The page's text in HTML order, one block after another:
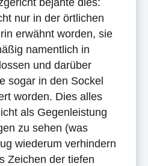
bejahte dies:
nur in der örtlichen
erwähnt worden, sie
namentlich in
und darüber
sogar in den Sockel
worden. Dies alles
als Gegenleistung
zu sehen (was
wiederum verhindern
Zeichen der tiefen